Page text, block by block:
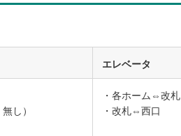
エレベータ
し）
・各ホーム⇔改札
・改札⇔西口